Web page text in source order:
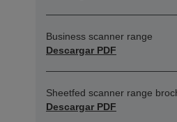
Business scanner range
Descargar PDF
Sheetfed scanner range
Descargar PDF